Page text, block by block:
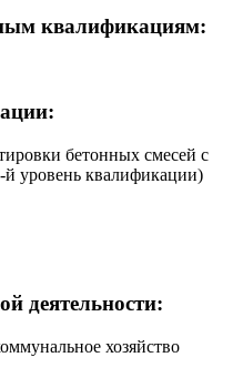
квалификациям:
бетонных смесей с
уровень квалификации)
деятельности:
хозяйство